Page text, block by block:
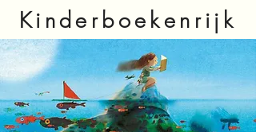
Kinderboekenrijk